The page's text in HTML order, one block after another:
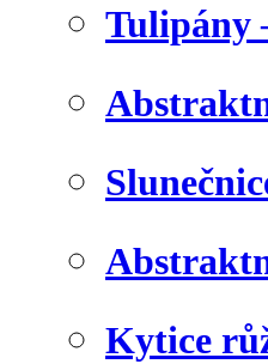
Tulipány
Kytice